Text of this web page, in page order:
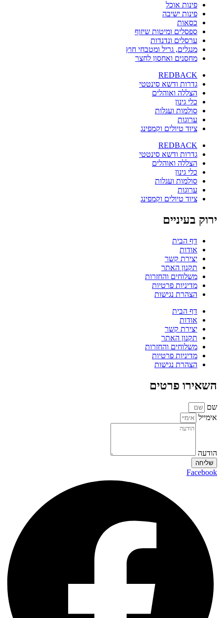
פינות אוכל
פינות ישיבה
כסאות
ספסלים ומיטות שיזוף
ערסלים ונדנדות
מנגלים, גריל ומטבחי חוץ
מחסנים ואחסון לחצר
REDBACK
גדרות ודשא סינטטי
הצללה ואוהלים
כלי גינון
סולמות ועגלות
ערוגות
ציוד טיולים וקמפינג
REDBACK
גדרות ודשא סינטטי
הצללה ואוהלים
כלי גינון
סולמות ועגלות
ערוגות
ציוד טיולים וקמפינג
ירוק בעיניים
דף הבית
אודות
יצירת קשר
תקנון האתר
משלוחים והחזרות
מדיניות פרטיות
הצהרת נגישות
דף הבית
אודות
יצירת קשר
תקנון האתר
משלוחים והחזרות
מדיניות פרטיות
הצהרת נגישות
השאירו פרטים
שם
אימייל
הודעה
שליחה
Facebook